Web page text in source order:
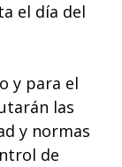
el día del
y para el
las
y normas
de